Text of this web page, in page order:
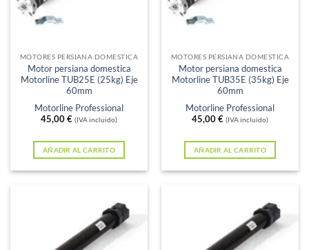
MOTORES PERSIANA DOMESTICA
Motor persiana domestica
Motorline TUB25E (25kg) Eje
60mm
Motorline Professional
45,00€ (IVA incluido)
AÑADIR AL CARRITO
MOTORES PERSIANA DOMESTICA
Motor persiana domestica
Motorline TUB35E (35kg) Eje
60mm
Motorline Professional
45,00€ (IVA incluido)
AÑADIR AL CARRITO